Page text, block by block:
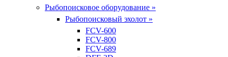
Рыбопоисковое оборудование »
Рыбопоисковый эхолот »
FCV-600
FCV-800
FCV-689